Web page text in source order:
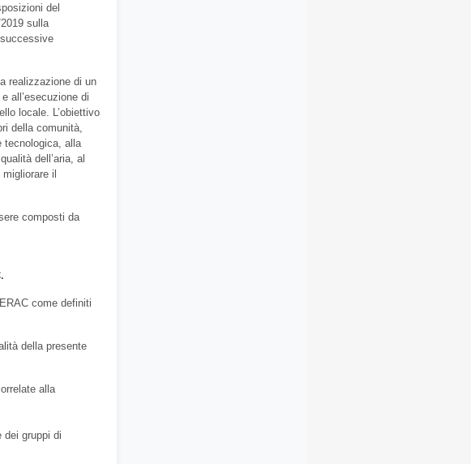
del
sulla
realizzazione di un
all’esecuzione di
locale. L’obiettivo
della comunità,
tecnologica, alla
dell’aria, al
il
composti da
come definiti
della presente
alla
dei gruppi di